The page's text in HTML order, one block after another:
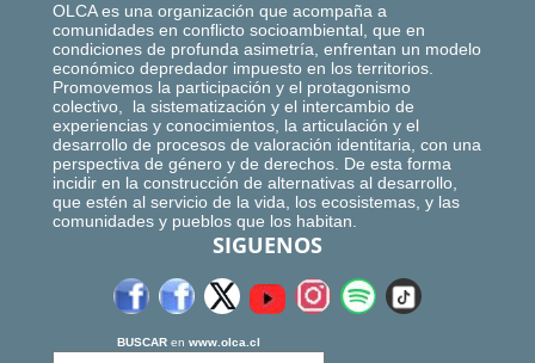
OLCA es una organización que acompaña a
comunidades en conflicto socioambiental, que en
condiciones de profunda asimetría, enfrentan un modelo
económico depredador impuesto en los territorios.
Promovemos la participación y el protagonismo
colectivo, la sistematización y el intercambio de
experiencias y conocimientos, la articulación y el
desarrollo de procesos de valoración identitaria, con una
perspectiva de género y de derechos. De esta forma
incidir en la construcción de alternativas al desarrollo,
que estén al servicio de la vida, los ecosistemas, y las
comunidades y pueblos que los habitan.
SIGUENOS
BUSCAR en www.olca.cl